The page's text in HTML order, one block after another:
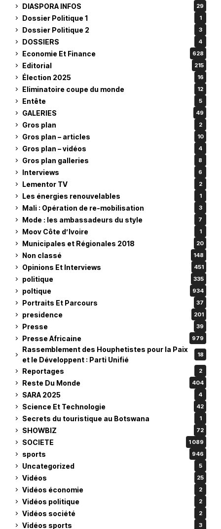
DIASPORA INFOS 29
Dossier Politique 1 1
Dossier Politique 2 3
DOSSIERS 4
Economie Et Finance 628
Editorial 215
Élection 2025 16
Eliminatoire coupe du monde 12
Entête 5
GALERIES 49
Gros plan 2
Gros plan – articles 10
Gros plan – vidéos 4
Gros plan galleries 8
Interviews 6
Lementor TV 2
Les énergies renouvelables 1
Mali : Opération de re-mobilisation 3
Mode : les ambassadeurs du style 7
Moov Côte d’Ivoire 1
Municipales et Régionales 2018 20
Non classé 148
Opinions Et Interviews 451
politique 335
poltique 934
Portraits Et Parcours 37
presidence 201
Presse 39
Presse Africaine 979
Rassemblement des Houphetistes pour la Paix
et le Développent : Parti Unifié
18
Reportages 2
Reste Du Monde 404
SARA 2025 4
Science Et Technologie 42
Secrets du touristique au Botswana 1
SHOWBIZ 72
SOCIETE 1 089
sports 946
Uncategorized 5
Vidéos 25
Vidéos économie 2
Vidéos politique 2
Vidéos société 2
Vidéos sports 3